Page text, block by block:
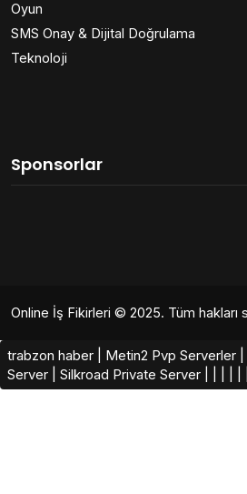
Oyun
SMS Onay & Dijital Doğrulama
Teknoloji
Sponsorlar
Online İş Fikirleri © 2025. Tüm hakları
trabzon haber Metin2 Pvp Serverler
Server
Silkroad Private Server​